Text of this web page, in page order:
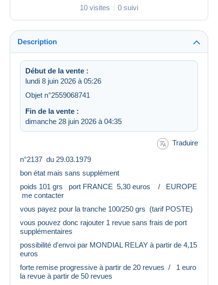
10 visites 0 suivi
Description
Début de la vente :
lundi 8 juin 2026 à 05:26
Objet n°2559068741
Fin de la vente :
dimanche 28 juin 2026 à 04:35
Traduire
n°2137 du 29.03.1979
bon état mais sans supplément
poids 101 grs port FRANCE 5,30 euros / EUROPE
me contacter
vous payez pour la tranche 100/250 grs (tarif POSTE)
vous pouvez donc rajouter 1 revue sans frais de port
supplémentaires
possibilité d'envoi par MONDIAL RELAY à partir de 4,15
euros
forte remise progressive à partir de 20 revues / 1 euro
la revue à partir de 50 revues